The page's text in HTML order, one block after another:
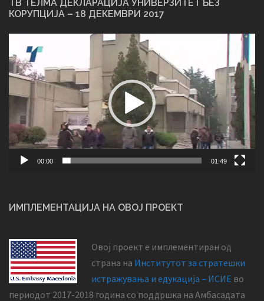
ТВ ТЕЛМА ДЕКЛАРАЦИЈА УНИВЕРЗИТЕТ БЕЗ
КОРУПЦИЈА – 18 ДЕКЕМВРИ 2017
Player
00:00 01:49
ИМПЛЕМЕНТАЦИЈА НА ОВОЈ ПРОЕКТ
Овој проект е имплементиран од
страна на Институтот за стратешки
истражувања и едукација – ИСИЕ во
периодот 2017-2018 година со поддршка на Амбасадата